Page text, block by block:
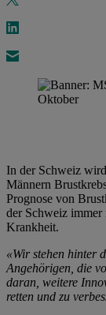
In der Schweiz
Männern
Prognose von
der Schweiz immer
Krankheit.
«Wir stehen hinter
Angehörigen, die
daran, weitere
retten und zu